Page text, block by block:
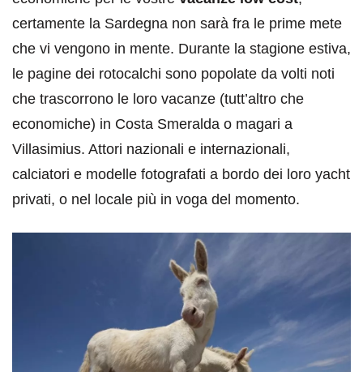
certamente la Sardegna non sarà fra le prime mete
che vi vengono in mente. Durante la stagione estiva,
le pagine dei rotocalchi sono popolate da volti noti
che trascorrono le loro vacanze (tutt’altro che
economiche) in Costa Smeralda o magari a
Villasimius. Attori nazionali e internazionali,
calciatori e modelle fotografati a bordo dei loro yacht
privati, o nel locale più in voga del momento.